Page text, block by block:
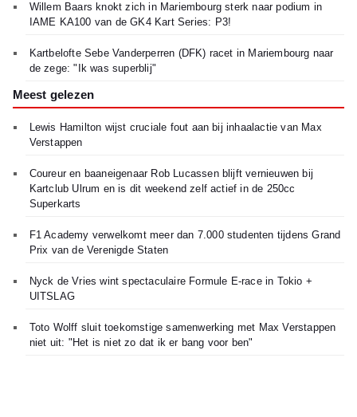
Willem Baars knokt zich in Mariembourg sterk naar podium in
IAME KA100 van de GK4 Kart Series: P3!
Kartbelofte Sebe Vanderperren (DFK) racet in Mariembourg naar
de zege: "Ik was superblij"
Meest gelezen
Lewis Hamilton wijst cruciale fout aan bij inhaalactie van Max
Verstappen
Coureur en baaneigenaar Rob Lucassen blijft vernieuwen bij
Kartclub Ulrum en is dit weekend zelf actief in de 250cc
Superkarts
F1 Academy verwelkomt meer dan 7.000 studenten tijdens Grand
Prix van de Verenigde Staten
Nyck de Vries wint spectaculaire Formule E-race in Tokio +
UITSLAG
Toto Wolff sluit toekomstige samenwerking met Max Verstappen
niet uit: "Het is niet zo dat ik er bang voor ben"